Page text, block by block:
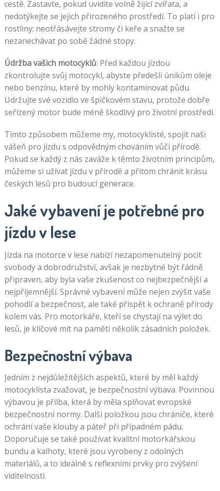
cestě. Zastavte, pokud uvidíte volně žijící zvířata, a
nedotýkejte se jejich přirozeného prostředí. To platí i pro
rostliny; neotřásávejte stromy či keře a snažte se
nezanechávat po sobě žádné stopy.
Údržba vašich motocyklů: Před každou jízdou
zkontrolujte svůj motocykl, abyste předešli únikům oleje
nebo benzínu, které by mohly kontaminovat půdu.
Udržujte své vozidlo ve špičkovém stavu, protože dobře
seřízený motor bude méně škodlivý pro životní prostředí.
Tímto způsobem můžeme my, motocyklisté, spojit naši
vášeň pro jízdu s odpovědným chováním vůči přírodě.
Pokud se každý z nás zaváže k těmto životním principům,
můžeme si užívat jízdu v přírodě a přitom chránit krásu
českých lesů pro budoucí generace.
Jaké vybavení je potřebné pro
jízdu v lese
Jízda na motorce v lese nabízí nezapomenutelný pocit
svobody a dobrodružství, avšak je nezbytné být řádně
připraven, aby byla vaše zkušenost co nejbezpečnější a
nejpříjemnější. Správné vybavení může nejen zvýšit vaše
pohodlí a bezpečnost, ale také přispět k ochraně přírody
kolem vás. Pro motorkáře, kteří se chystají na výlet do
lesů, je klíčové mít na paměti několik zásadních položek.
Bezpečnostní výbava
Jedním z nejdůležitějších aspektů, které by měl každý
motocyklista zvažovat, je bezpečnostní výbava. Povinnou
výbavou je přilba, která by měla splňovat evropské
bezpečnostní normy. Další položkou jsou chrániče, které
ochrání vaše klouby a páteř při případném pádu.
Doporučuje se také používat kvalitní motorkářskou
bundu a kalhoty, které jsou vyrobeny z odolných
materiálů, a to ideálně s reflexními prvky pro zvýšení
viditelnosti.